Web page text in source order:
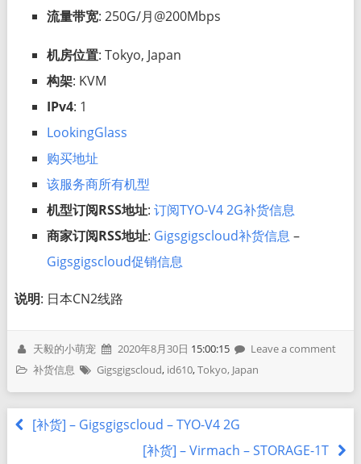
流量带宽: 250G/月@200Mbps
机房位置: Tokyo, Japan
构架: KVM
IPv4: 1
LookingGlass
购买地址
该服务商所有机型
机型订阅RSS地址: 订阅TYO-V4 2G补货信息
商家订阅RSS地址: Gigsgigscloud补货信息 –
Gigsgigscloud促销信息
说明: 日本CN2线路
天毅的小萌宠 2020年8月30日 15:00:15
Leave a comment
补货信息
Gigsgigscloud, id610,Tokyo, Japan
[补货] – Gigsgigscloud – TYO-V4 2G
[补货] – Virmach – STORAGE-1T